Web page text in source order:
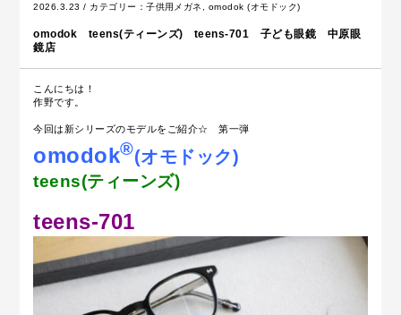
2026.3.23 / カテゴリー：子供用メガネ omodok (オモドック)
omodok teens(ティーンズ) teens-701 子ども眼鏡 中原眼
鏡店
こんにちは！
作野です。
今回は新シリーズのモデルをご紹介☆ 第一弾
omodok®(オモドック)
teens(ティーンズ)
teens-701